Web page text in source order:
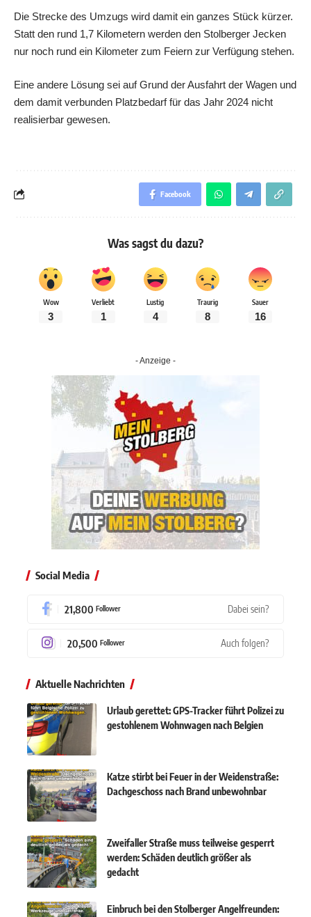
Die Strecke des Umzugs wird damit ein ganzes Stück kürzer.
Statt den rund 1,7 Kilometern werden den Stolberger Jecken
nur noch rund ein Kilometer zum Feiern zur Verfügung stehen.
Eine andere Lösung sei auf Grund der Ausfahrt der Wagen und
dem damit verbunden Platzbedarf für das Jahr 2024 nicht
realisierbar gewesen.
Facebook
Was sagst du dazu?
Wow
3
Verliebt
1
Lustig
4
Traurig
8
Sauer
16
- Anzeige -
Social Media
21,800 Follower Dabei sein?
20,500 Follower Auch folgen?
Aktuelle Nachrichten
Urlaub gerettet: GPS-Tracker führt Polizei zu
gestohlenem Wohnwagen nach Belgien
Katze stirbt bei Feuer in der Weidenstraße:
Dachgeschoss nach Brand unbewohnbar
Zweifaller Straße muss teilweise gesperrt
werden: Schäden deutlich größer als
gedacht
Einbruch bei den Stolberger Angelfreunden: